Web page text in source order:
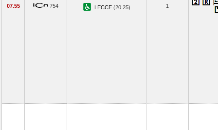
07.55 754 LECCE (20.25) 1